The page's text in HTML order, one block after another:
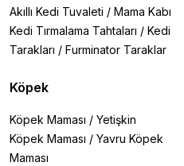
Akıllı Kedi Tuvaleti / Mama Kabı
Kedi Tırmalama Tahtaları / Kedi
Tarakları / Furminator Taraklar
Köpek
Köpek Maması / Yetişkin
Köpek Maması / Yavru Köpek
Maması